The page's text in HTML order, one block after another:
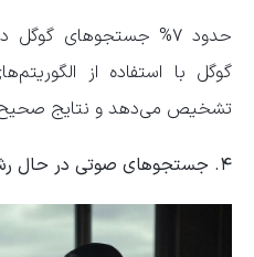
حدود ۷% جستجوهای
گوگل با استفاده از
تشخیص می‌دهد و نتایج
۴. جستجوهای صوتی در حال رشد